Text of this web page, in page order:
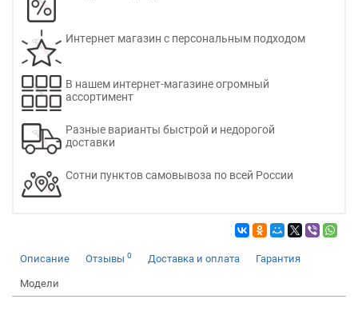
Интернет магазин с персональным подходом
В нашем интернет-магазине огромный
ассортимент
Разные варианты быстрой и недорогой
доставки
Сотни пунктов самовывоза по всей России
Описание Отзывы 0 Доставка и оплата Гарантия
Модели